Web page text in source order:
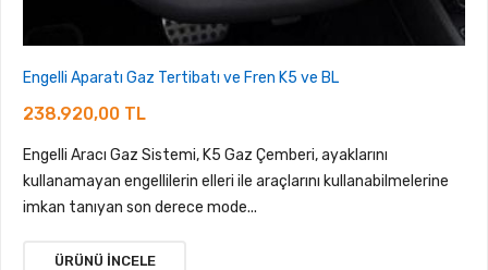
Engelli Aparatı Gaz Tertibatı ve Fren K5 ve BL
238.920,00 TL
Engelli Aracı Gaz Sistemi, K5 Gaz Çemberi, ayaklarını
kullanamayan engellilerin elleri ile araçlarını kullanabilmelerine
imkan tanıyan son derece mode...
ÜRÜNÜ İNCELE